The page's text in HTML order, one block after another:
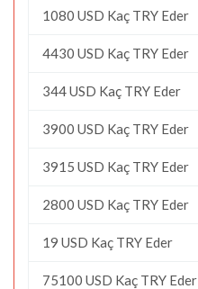
1080 USD Kaç TRY Eder
4430 USD Kaç TRY Eder
344 USD Kaç TRY Eder
3900 USD Kaç TRY Eder
3915 USD Kaç TRY Eder
2800 USD Kaç TRY Eder
19 USD Kaç TRY Eder
75100 USD Kaç TRY Eder